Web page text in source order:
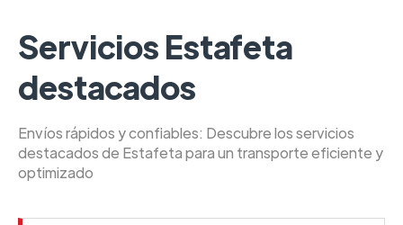
Servicios Estafeta
destacados
Envíos rápidos y confiables: Descubre los servicios
destacados de Estafeta para un transporte eficiente y
optimizado